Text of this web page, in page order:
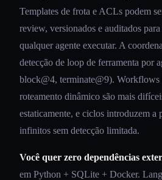
Templates de frota e ACLs podem
review, versionados e auditados
qualquer agente executar. A
detecção de loop de ferramenta por
block@4, terminate@9). Workflows
roteamento dinâmico são mais
estaticamente, e ciclos introduzem a
infinitos sem detecção limitada.
Você quer zero dependências
em Python + SQLite + Docker.